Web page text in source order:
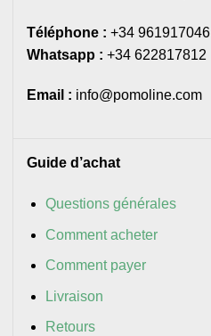
Téléphone : +34 961917046
Whatsapp : +34 622817812
Email : info@pomoline.com
Guide d’achat
Questions générales
Comment acheter
Comment payer
Livraison
Retours